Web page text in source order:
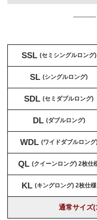
SSL (セミシングルロング)
SL (シングルロング)
SDL (セミダブルロング)
DL (ダブルロング)
WDL (ワイドダブルロング
QL (クイーンロング) 2枚仕
KL (キングロング) 2枚仕様
通常サイズ